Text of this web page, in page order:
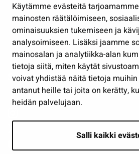
Käytämme evästeitä
mainosten räätälöimiseen,
ominaisuuksien tukemiseen ja
analysoimiseen. Lisäksi jaamme
mainosalan ja analytiikka-alan
tietoja siitä, miten käytät
voivat yhdistää näitä tietoja
antanut heille tai joita on kerätty,
heidän palvelujaan.
Salli kaikki
Työ ja yrittäminen
Osallistu ja asioi
Näytä omat evästeasetukseni
Seuraa meitä